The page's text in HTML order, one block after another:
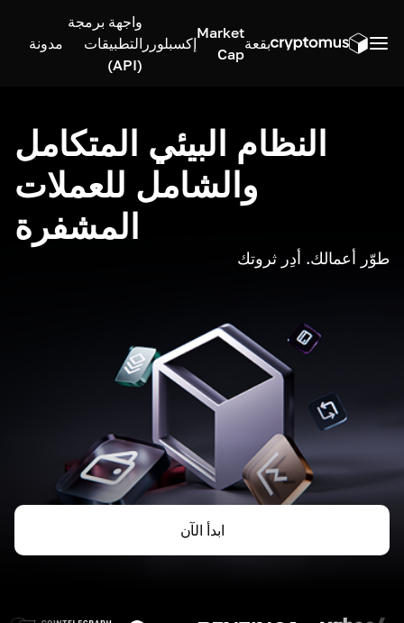
بقعة
Market
Cap
إكسبلورر
واجهة برمجة
التطبيقات
(API)
مدونة
النظام البيئي المتكامل
والشامل للعملات
المشفرة
طوّر أعمالك. أدِر ثروتك
ابدأ الآن